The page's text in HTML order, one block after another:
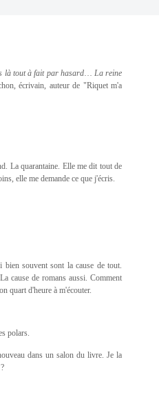
là tout à fait par hasard…La reine
écrivain, auteur de "Riquet m'a
La quarantaine. Elle me dit tout de
elle me demande ce que j'écris.
souvent sont la cause de tout.
cause de romans aussi. Comment
quart d'heure à m'écouter.
polars.
dans un salon du livre. Je la